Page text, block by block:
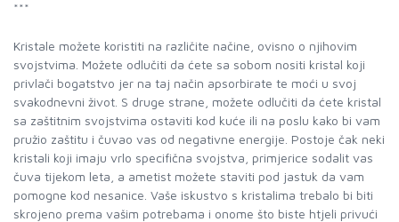
***
Kristale možete koristiti na različite načine, ovisno o njihovim
svoj­stvima. Možete odlučiti da ćete sa sobom nositi kristal koji
privla­či bogatstvo jer na taj način apsorbirate te moći u svoj
svakodnev­ni život. S druge strane, možete odlučiti da ćete kristal
sa zaštitnim svojstvima ostaviti kod kuće ili na poslu kako bi vam
pružio zaštitu i čuvao vas od negativne energije. Postoje čak neki
kristali koji imaju vrlo specifična svojstva, primjerice sodalit vas
čuva tijekom leta, a ametist možete staviti pod jastuk da vam
pomogne kod nesanice. Vaše iskustvo s kristalima trebalo bi biti
skrojeno prema vašim potrebama i onome što biste htjeli privući